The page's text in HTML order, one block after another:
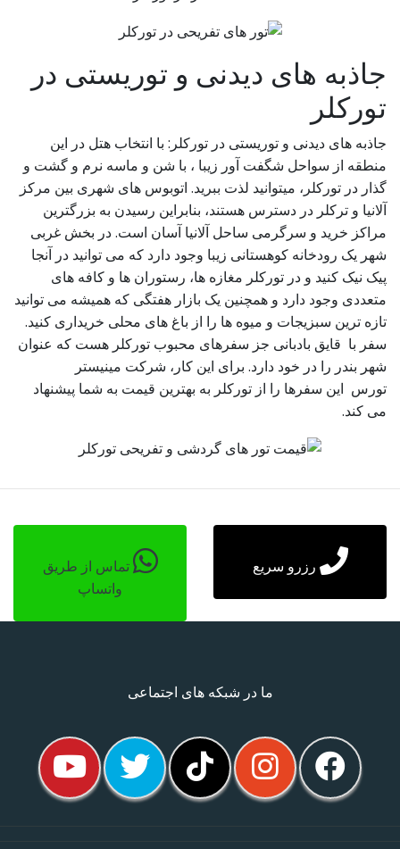
جاذبه های دیدنی و توریستی در
تورکلر
جاذبه های دیدنی و توریستی در تورکلر: با انتخاب هتل در این
منطقه از سواحل شگفت آور زیبا ، با شن و ماسه نرم و گشت و
گذار در تورکلر، میتوانید لذت ببرید. اتوبوس های شهری بین مرکز
آلانیا و ترکلر در دسترس هستند، بنابراین رسیدن به بزرگترین
مراکز خرید و سرگرمی ساحل آلانیا آسان است. در بخش غربی
شهر یک رودخانه کوهستانی زیبا وجود دارد که می توانید در آنجا
پیک نیک کنید و در تورکلر مغازه ها، رستوران ها و کافه های
متعددی وجود دارد و همچنین یک بازار هفتگی که همیشه می توانید
تازه ترین سبزیجات و میوه ها را از باغ های محلی خریداری کنید.
سفر با قایق بادبانی جز سفرهای محبوب تورکلر هست که عنوان
شهر بندر را در خود دارد. برای این کار، شرکت مینیستر
تورس این سفرها را از تورکلر به بهترین قیمت به شما پیشنهاد
می کند.
رزرو سریع
تماس از طریق
واتساپ
ما در شبکه های اجتماعی